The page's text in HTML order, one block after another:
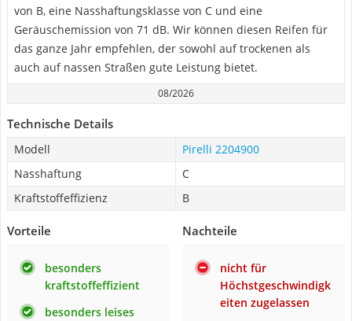
von B, eine Nasshaftungsklasse von C und eine
Geräuschemission von 71 dB. Wir können diesen Reifen für
das ganze Jahr empfehlen, der sowohl auf trockenen als
auch auf nassen Straßen gute Leistung bietet.
08/2026
Technische Details
Modell
Pirelli 2204900
Nasshaftung
C
Kraftstoffeffizienz
B
Vorteile
besonders
kraftstoffeffizient
besonders leises
Nachteile
nicht für
Höchstgeschwindigk
eiten zugelassen